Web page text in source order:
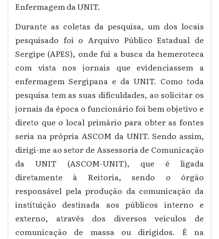
Enfermagem da UNIT.
Durante as coletas da pesquisa, um dos locais
pesquisado foi o Arquivo Público Estadual de
Sergipe (APES), onde fui a busca da hemeroteca
com vista nos jornais que evidenciassem a
enfermagem Sergipana e da UNIT. Como toda
pesquisa tem as suas dificuldades, ao solicitar os
jornais da época o funcionário foi bem objetivo e
direto que o local primário para obter as fontes
seria na própria ASCOM da UNIT. Sendo assim,
dirigi-me ao setor de Assessoria de Comunicação
da UNIT (ASCOM-UNIT), que é ligada
diretamente à Reitoria, sendo o órgão
responsável pela produção da comunicação da
instituição destinada aos públicos interno e
externo, através dos diversos veículos de
comunicação de massa ou dirigidos. É na